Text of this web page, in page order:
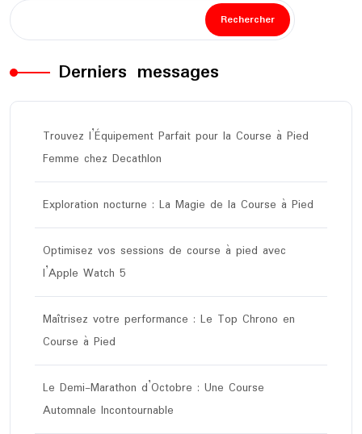
Rechercher
Derniers messages
Trouvez l’Équipement Parfait pour la Course à Pied
Femme chez Decathlon
Exploration nocturne : La Magie de la Course à Pied
Optimisez vos sessions de course à pied avec
l’Apple Watch 5
Maîtrisez votre performance : Le Top Chrono en
Course à Pied
Le Demi-Marathon d’Octobre : Une Course
Automnale Incontournable